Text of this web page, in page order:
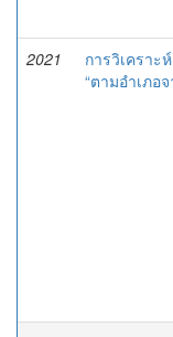
2021
การวิเครา
“ตามอำเภอ